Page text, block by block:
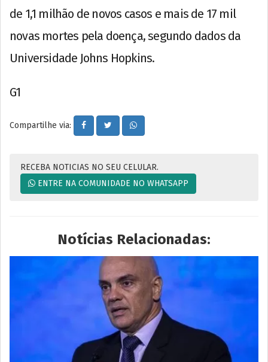
de 1,1 milhão de novos casos e mais de 17 mil
novas mortes pela doença, segundo dados da
Universidade Johns Hopkins.
G1
Compartilhe via:
RECEBA NOTICIAS NO SEU CELULAR.
ENTRE NA COMUNIDADE NO WHATSAPP
Notícias Relacionadas: